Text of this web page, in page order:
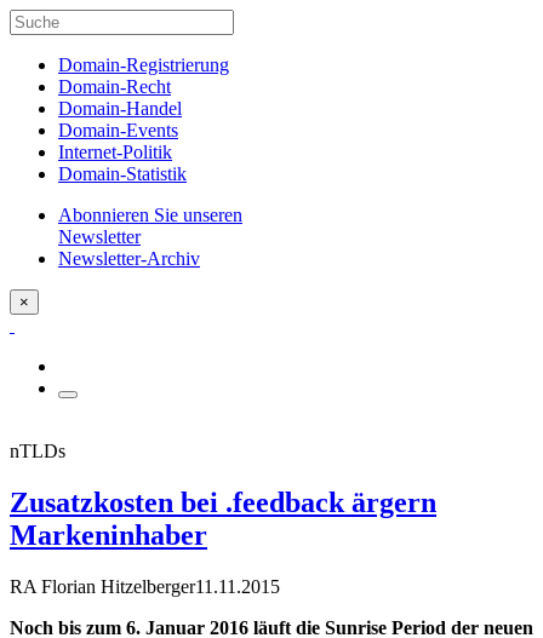
Domain-Registrierung
Domain-Recht
Domain-Handel
Domain-Events
Internet-Politik
Domain-Statistik
Abonnieren Sie unseren
Newsletter
Newsletter-Archiv
×
nTLDs
Zusatzkosten bei .feedback ärgern
Markeninhaber
RA Florian Hitzelberger11.11.2015
Noch bis zum 6. Januar 2016 läuft die Sunrise Period der neuen